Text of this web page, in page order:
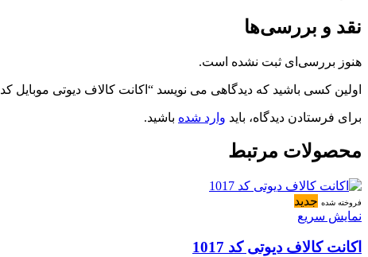
نقد و بررسی‌ها
هنوز بررسی‌ای ثبت نشده است.
اولین کسی باشید که دیدگاهی می نویسد “اکانت کالاف دیوتی موبایل کد 1650”
برای فرستادن دیدگاه، باید وارد شده باشید.
محصولات مرتبط
فروخته شده جدید
نمایش سریع
اکانت کالاف دیوتی کد 1017